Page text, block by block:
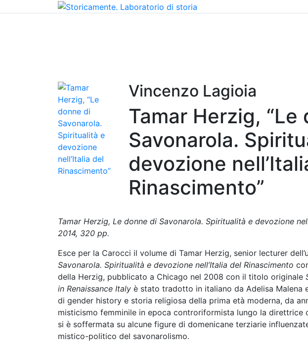
Vincenzo Lagioia
Tamar Herzig, “Le
Savonarola.
devozione
Rinascimento”
Tamar Herzig, Le donne di Savonarola. Spiritualità e devozione
2014, 320 pp.
Esce per la Carocci il volume di Tamar Herzig, senior lecturer
Savonarola. Spiritualità e devozione nell’Italia del Rinascimento
della Herzig, pubblicato a Chicago nel 2008 con il titolo originale
in Renaissance Italy è stato tradotto in italiano da Adelisa Malena
di gender history e storia religiosa della prima età moderna, da
misticismo femminile in epoca controriformista lungo la direttrice
si è soffermata su alcune figure di domenicane terziarie
mistico-politico del savonarolismo.